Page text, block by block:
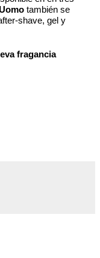
también se
shave, gel y
fragancia